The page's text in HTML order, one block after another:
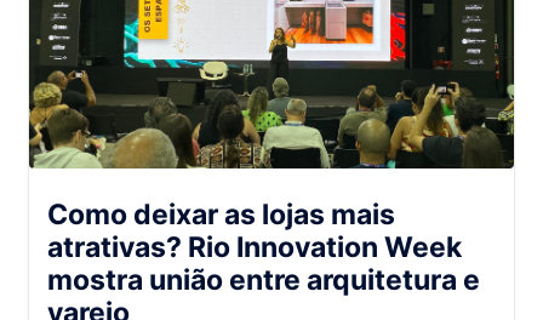
Como deixar as lojas mais
atrativas? Rio Innovation Week
mostra união entre arquitetura e
varejo